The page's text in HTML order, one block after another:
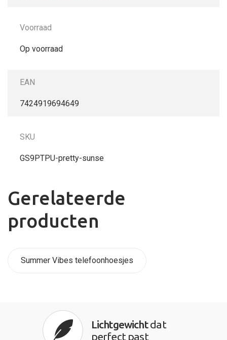
Voorraad
Op voorraad
EAN
7424919694649
SKU
GS9PTPU-pretty-sunse
Gerelateerde
producten
Summer Vibes telefoonhoesjes
Lichtgewichtdat
perfect past